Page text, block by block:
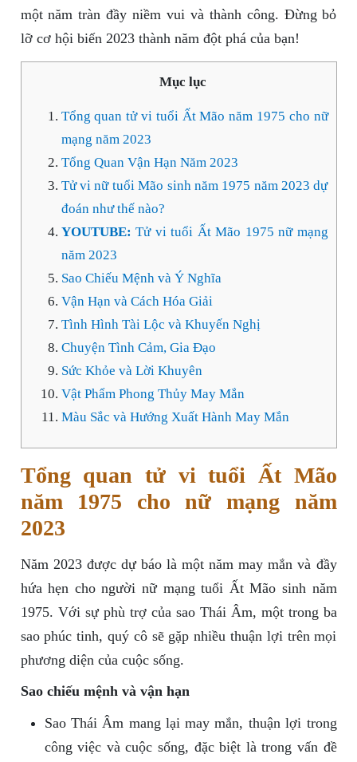
một năm tràn đầy niềm vui và thành công. Đừng bỏ
lỡ cơ hội biến 2023 thành năm đột phá của bạn!
Mục lục
Tổng quan tử vi tuổi Ất Mão năm 1975 cho nữ
mạng năm 2023
Tổng Quan Vận Hạn Năm 2023
Tử vi nữ tuổi Mão sinh năm 1975 năm 2023 dự
đoán như thế nào?
YOUTUBE: Tử vi tuổi Ất Mão 1975 nữ mạng
năm 2023
Sao Chiếu Mệnh và Ý Nghĩa
Vận Hạn và Cách Hóa Giải
Tình Hình Tài Lộc và Khuyến Nghị
Chuyện Tình Cảm, Gia Đạo
Sức Khỏe và Lời Khuyên
Vật Phẩm Phong Thủy May Mắn
Màu Sắc và Hướng Xuất Hành May Mắn
Tổng quan tử vi tuổi Ất Mão
năm 1975 cho nữ mạng năm
2023
Năm 2023 được dự báo là một năm may mắn và đầy
hứa hẹn cho người nữ mạng tuổi Ất Mão sinh năm
1975. Với sự phù trợ của sao Thái Âm, một trong ba
sao phúc tinh, quý cô sẽ gặp nhiều thuận lợi trên mọi
phương diện của cuộc sống.
Sao chiếu mệnh và vận hạn
Sao Thái Âm mang lại may mắn, thuận lợi trong
công việc và cuộc sống, đặc biệt là trong vấn đề